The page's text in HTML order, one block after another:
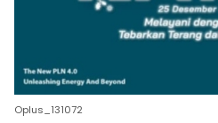
Oplus_131072